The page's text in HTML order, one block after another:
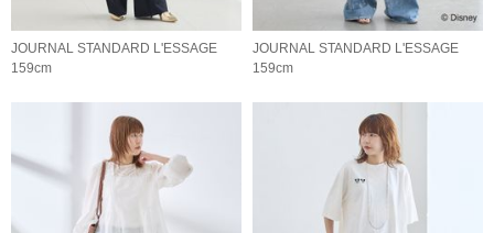
JOURNAL STANDARD L'ESSAGE
159cm
JOURNAL STANDARD L'ESSAGE
159cm